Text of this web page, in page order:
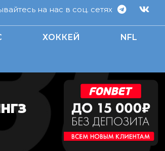
на нас в соц. сетях
ХОККЕЙ NFL